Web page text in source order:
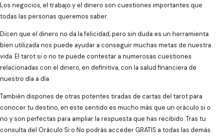
Los negocios, el trabajo y el dinero son cuestiones importantes que
todas las personas queremos saber.
Dicen que el dinero no da la felicidad, pero sin duda es un herramienta
bien utilizada nos puede ayudar a conseguir muchas metas de nuestra
vida. El tarot si o no te puede contestar a numerosas cuestiones
relacionadas con el dinero, en definitiva, con la salud financiera de
nuestro día a día
También dispones de otras potentes tiradas de cartas del tarot para
conocer tu destino, en este sentido es mucho más que un oráculo si o
no y son perfectas para ampliar la respuesta que has recibido. Tras tu
consulta del Oráculo Si o No podrás acceder GRATIS a todas las demás